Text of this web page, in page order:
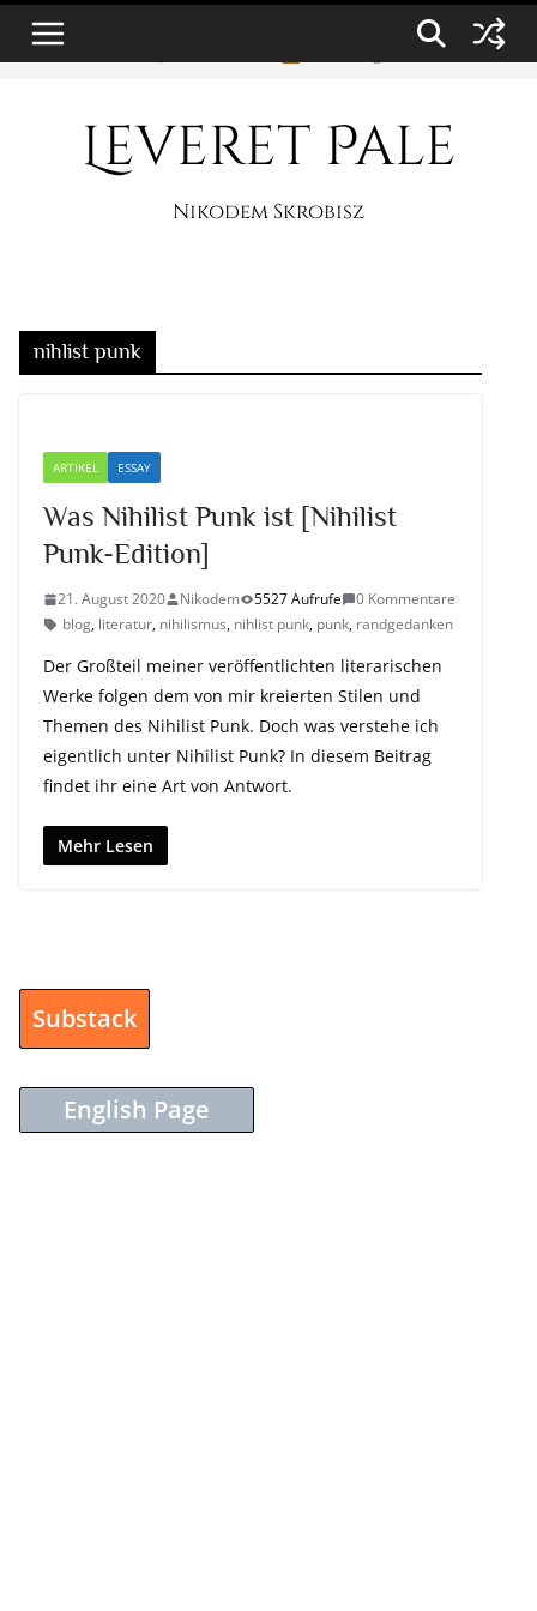
Zum
Inhalt
Leveret Pale
Nikodem Skrobisz
nihlist punk
ARTIKEL ESSAY
Was Nihilist Punk ist [Nihilist
Punk-Edition]
21. August 2020 Nikodem 5527 Aufrufe
0 Kommentare
blog, literatur, nihilismus, nihlist punk, punk, randgedanken
Der Großteil meiner veröffentlichten literarischen
Werke folgen dem von mir kreierten Stilen und
Themen des Nihilist Punk. Doch was verstehe ich
eigentlich unter Nihilist Punk? In diesem Beitrag
findet ihr eine Art von Antwort.
Mehr Lesen
Substack
English Page